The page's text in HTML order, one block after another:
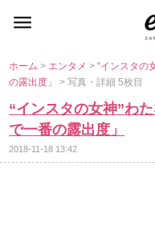
ホーム> エンタメ>“インスタの
の露出度」> 写真・詳細 5枚目
“インスタの女神”わ
で一番の露出度」
2018-11-18 13:42